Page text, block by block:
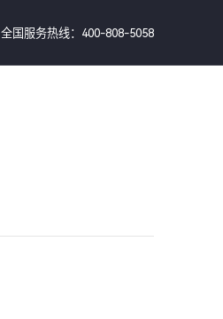
全国服务热线：400-808-5058